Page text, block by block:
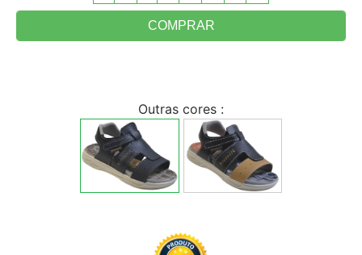
Outras cores :